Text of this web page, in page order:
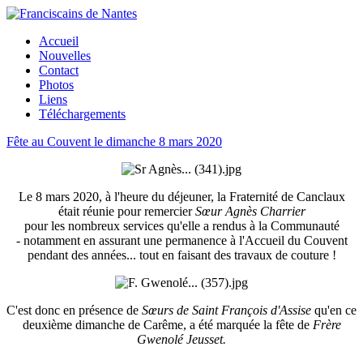
Accueil
Nouvelles
Contact
Photos
Liens
Téléchargements
Fête au Couvent le dimanche 8 mars 2020
Le 8 mars 2020, à l'heure du déjeuner, la Fraternité de Canclaux
était réunie pour remercierSœur Agnès Charrier
pour les nombreux services qu'elle a rendus à la Communauté
- notamment en assurant une permanence à l'Accueil du Couvent
pendant des années... tout en faisant des travaux de couture !
C'est donc en présence de Sœurs de Saint François d'Assise qu'en ce
deuxième dimanche de Carême, a été marquée la fête de Frère
Gwenolé Jeusset.